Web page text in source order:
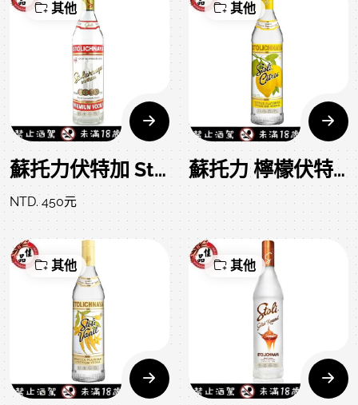
其他
蘇托力伏特加 Stoli Vodka
NTD. 450元
其他
蘇托力 檸檬伏特加 Stoli Citros Vodka
其他 其他